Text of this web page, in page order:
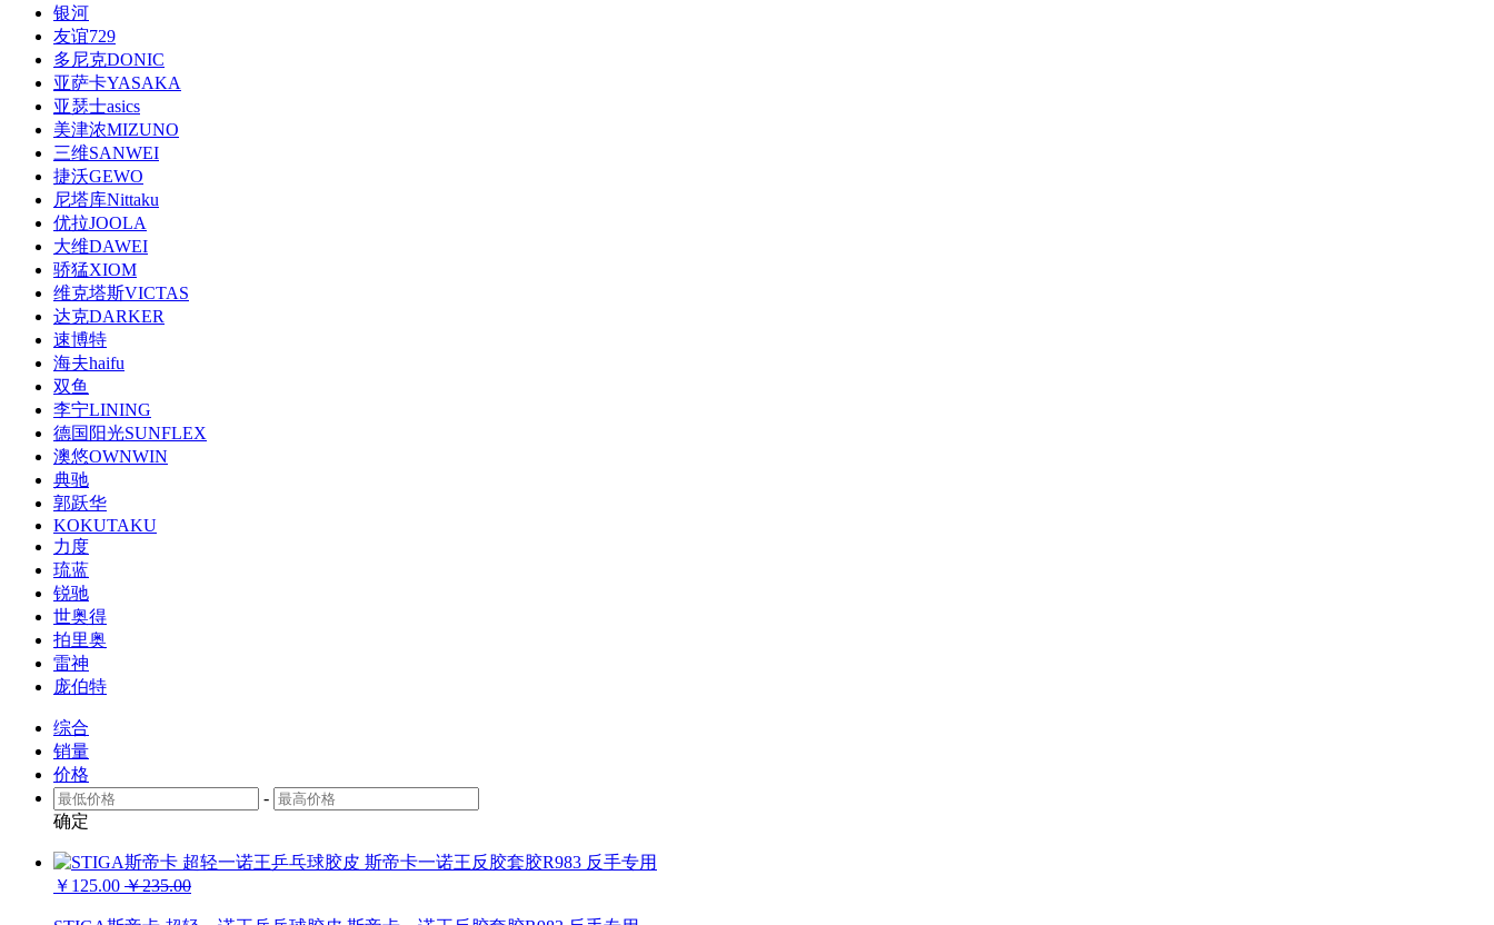
银河
友谊729
多尼克DONIC
亚萨卡YASAKA
亚瑟士asics
美津浓MIZUNO
三维SANWEI
捷沃GEWO
尼塔库Nittaku
优拉JOOLA
大维DAWEI
骄猛XIOM
维克塔斯VICTAS
达克DARKER
速博特
海夫haifu
双鱼
李宁LINING
德国阳光SUNFLEX
澳悠OWNWIN
典驰
郭跃华
KOKUTAKU
力度
琉蓝
锐驰
世奥得
拍里奥
雷神
庞伯特
综合
销量
价格
-
确定
￥125.00 ￥235.00